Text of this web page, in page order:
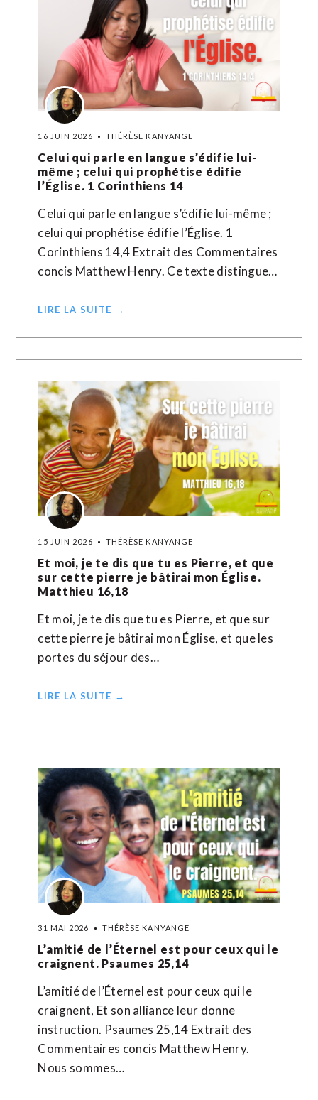
16 JUIN 2026 THÉRÈSE KANYANGE
Celui qui parle en langue s’édifie lui-
même ; celui qui prophétise édifie
l’Église. 1 Corinthiens 14
Celui qui parle en langue s’édifie lui-même ;
celui qui prophétise édifie l’Église. 1
Corinthiens 14,4 Extrait des Commentaires
concis Matthew Henry. Ce texte distingue…
LIRE LA SUITE →
15 JUIN 2026 THÉRÈSE KANYANGE
Et moi, je te dis que tu es Pierre, et que
sur cette pierre je bâtirai mon Église.
Matthieu 16,18
Et moi, je te dis que tu es Pierre, et que sur
cette pierre je bâtirai mon Église, et que les
portes du séjour des…
LIRE LA SUITE →
31 MAI 2026 THÉRÈSE KANYANGE
L’amitié de l’Éternel est pour ceux qui le
craignent. Psaumes 25,14
L’amitié de l’Éternel est pour ceux qui le
craignent, Et son alliance leur donne
instruction. Psaumes 25,14 Extrait des
Commentaires concis Matthew Henry.
Nous sommes…